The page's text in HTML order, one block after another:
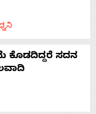
ಕೊಡದಿದ್ದರೆ ಸದನ